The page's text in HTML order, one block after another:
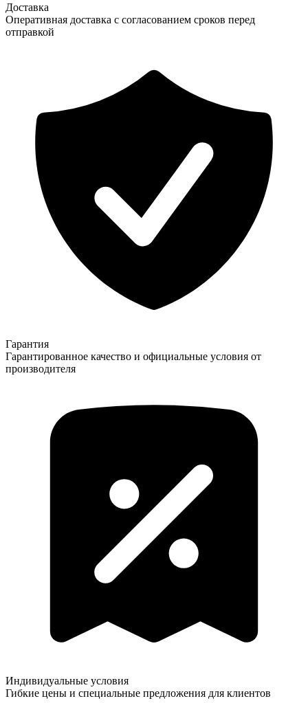
Доставка
Оперативная доставка с согласованием сроков перед
отправкой
Гарантия
Гарантированное качество и официальные условия от
производителя
Индивидуальные условия
Гибкие цены и специальные предложения для клиентов